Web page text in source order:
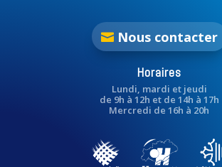
Nous contacter
Horaires
Lundi, mardi et jeudi
de 9h à 12h et de 14h à 17h
Mercredi de 16h à 20h